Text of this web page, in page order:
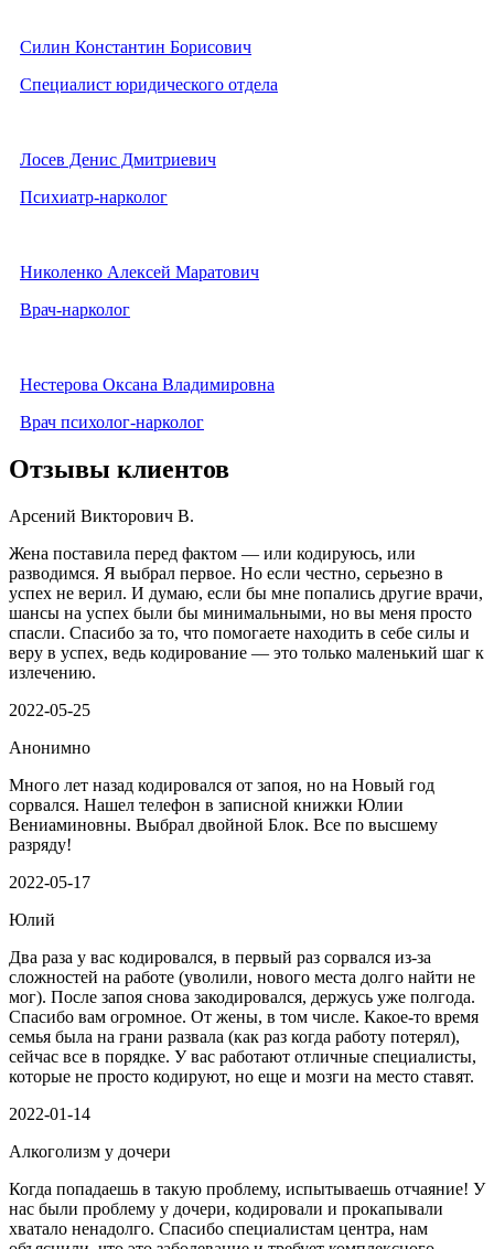
Силин Константин Борисович
Специалист юридического отдела
Лосев Денис Дмитриевич
Психиатр-нарколог
Николенко Алексей Маратович
Врач-нарколог
Нестерова Оксана Владимировна
Врач психолог-нарколог
Отзывы клиентов
Арсений Викторович В.
Жена поставила перед фактом — или кодируюсь, или
разводимся. Я выбрал первое. Но если честно, серьезно в
успех не верил. И думаю, если бы мне попались другие врачи,
шансы на успех были бы минимальными, но вы меня просто
спасли. Спасибо за то, что помогаете находить в себе силы и
веру в успех, ведь кодирование — это только маленький шаг к
излечению.
2022-05-25
Анонимно
Много лет назад кодировался от запоя, но на Новый год
сорвался. Нашел телефон в записной книжки Юлии
Вениаминовны. Выбрал двойной Блок. Все по высшему
разряду!
2022-05-17
Юлий
Два раза у вас кодировался, в первый раз сорвался из-за
сложностей на работе (уволили, нового места долго найти не
мог). После запоя снова закодировался, держусь уже полгода.
Спасибо вам огромное. От жены, в том числе. Какое-то время
семья была на грани развала (как раз когда работу потерял),
сейчас все в порядке. У вас работают отличные специалисты,
которые не просто кодируют, но еще и мозги на место ставят.
2022-01-14
Алкоголизм у дочери
Когда попадаешь в такую проблему, испытываешь отчаяние! У
нас были проблему у дочери, кодировали и прокапывали
хватало ненадолго. Спасибо специалистам центра, нам